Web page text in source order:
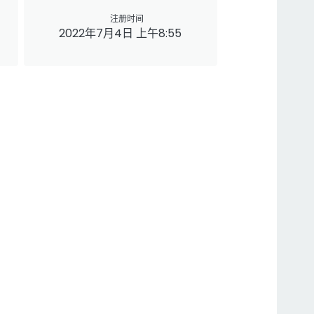
注册时间
2022年7月4日 上午8:55